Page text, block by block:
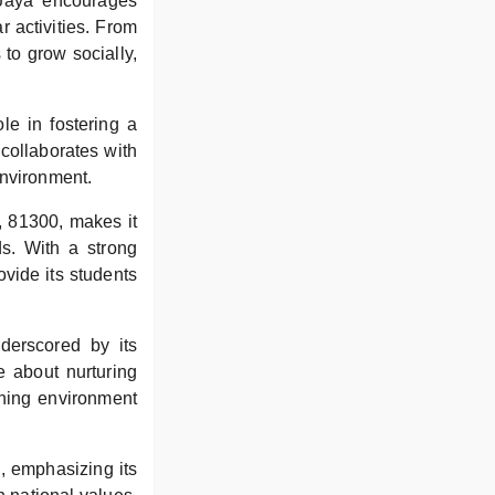
activities. From
grow socially,
in fostering a
with
81300, makes it
With a strong
its students
by its
about nurturing
environment
emphasizing its